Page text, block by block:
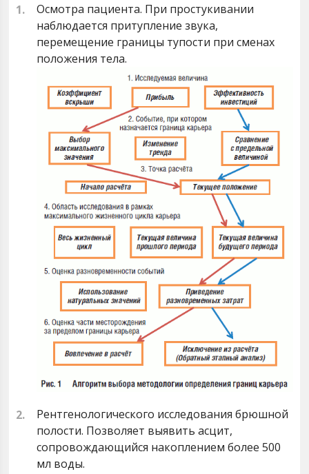
Осмотра пациента. При простукивании
наблюдается притупление звука,
перемещение границы тупости при сменах
положения тела.
Рентгенологического исследования брюшной
полости. Позволяет выявить асцит,
сопровождающийся накоплением более 500
мл воды.